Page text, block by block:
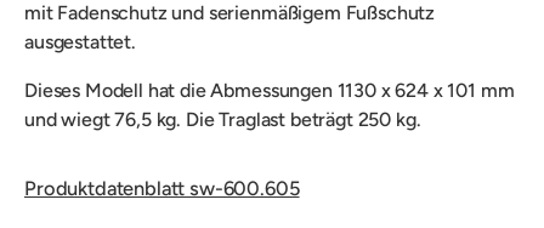
mit Fadenschutz und serienmäßigem Fußschutz
ausgestattet.
Dieses Modell hat die Abmessungen 1130 x 624 x 101 mm
und wiegt 76,5 kg. Die Traglast beträgt 250 kg.
Produktdatenblatt sw-600.605